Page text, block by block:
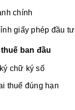
chính
giấy phép đầu tư
ban đầu
chữ ký số
thuế đúng hạn